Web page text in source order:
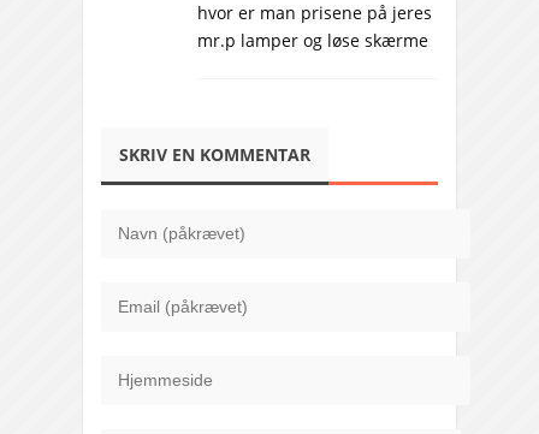
hvor er man prisene på jeres
mr.p lamper og løse skærme
SKRIV EN KOMMENTAR